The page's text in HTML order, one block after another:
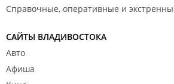
Справочные, оперативные и
САЙТЫ ВЛАДИВОСТОКА
Авто
Афиша